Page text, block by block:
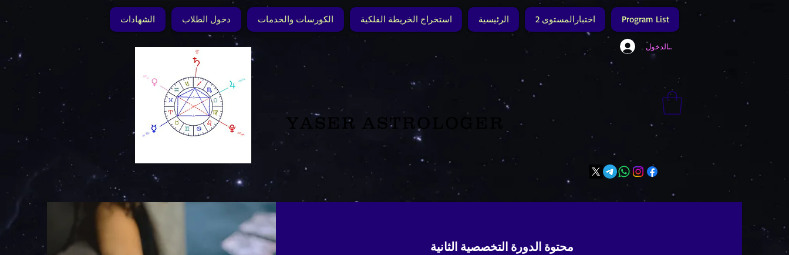
الشهادات دخول الطلاب الكورسات والخدمات استخراج الخريطة الفلكية الرئيسية اختبارالمستوى 2 Program List
YASER ASTROLOGER
تسجيل الدخول
محتوة الدورة التخصصية الثانية